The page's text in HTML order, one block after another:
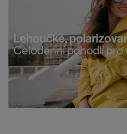
Lehoučké,
Celodenní pohodlí pro